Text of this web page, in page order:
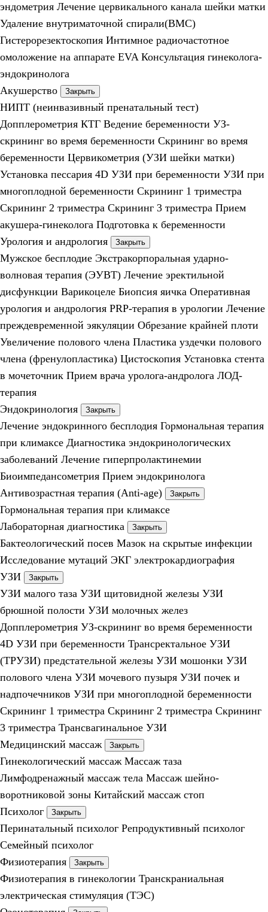
эндометрия Лечение цервикального канала шейки матки
Удаление внутриматочной спирали(ВМС)
Гистерорезектоскопия Интимное радиочастотное
омоложение на аппарате EVA Консультация гинеколога-
эндокринолога
Акушерство
Закрыть
НИПТ (неинвазивный пренатальный тест)
Допплерометрия КТГ Ведение беременности УЗ-
скрининг во время беременности Скрининг во время
беременности Цервикометрия (УЗИ шейки матки)
Установка пессария 4D УЗИ при беременности УЗИ при
многоплодной беременности Скрининг 1 триместра
Скрининг 2 триместра Скрининг 3 триместра Прием
акушера-гинеколога Подготовка к беременности
Урология и андрология
Закрыть
Мужское бесплодие Экстракорпоральная ударно-
волновая терапия (ЭУВТ) Лечение эректильной
дисфункции Варикоцеле Биопсия яичка Оперативная
урология и андрология PRP-терапия в урологии Лечение
преждевременной эякуляции Обрезание крайней плоти
Увеличение полового члена Пластика уздечки полового
члена (френулопластика) Цистоскопия Установка стента
в мочеточник Прием врача уролога-андролога ЛОД-
терапия
Эндокринология
Закрыть
Лечение эндокринного бесплодия Гормональная терапия
при климаксе Диагностика эндокринологических
заболеваний Лечение гиперпролактинемии
Биоимпедансометрия Прием эндокринолога
Антивозрастная терапия (Anti-age)
Закрыть
Гормональная терапия при климаксе
Лабораторная диагностика
Закрыть
Бактеологический посев Мазок на скрытые инфекции
Исследование мутаций ЭКГ электрокардиография
УЗИ
Закрыть
УЗИ малого таза УЗИ щитовидной железы УЗИ
брюшной полости УЗИ молочных желез
Допплерометрия УЗ-скрининг во время беременности
4D УЗИ при беременности Трансректальное УЗИ
(ТРУЗИ) предстательной железы УЗИ мошонки УЗИ
полового члена УЗИ мочевого пузыря УЗИ почек и
надпочечников УЗИ при многоплодной беременности
Скрининг 1 триместра Скрининг 2 триместра Скрининг
3 триместра Трансвагинальное УЗИ
Медицинский массаж
Закрыть
Гинекологический массаж Массаж таза
Лимфодренажный массаж тела Массаж шейно-
воротниковой зоны Китайский массаж стоп
Психолог
Закрыть
Перинатальный психолог Репродуктивный психолог
Семейный психолог
Физиотерапия
Закрыть
Физиотерапия в гинекологии Транскраниальная
электрическая стимуляция (ТЭС)